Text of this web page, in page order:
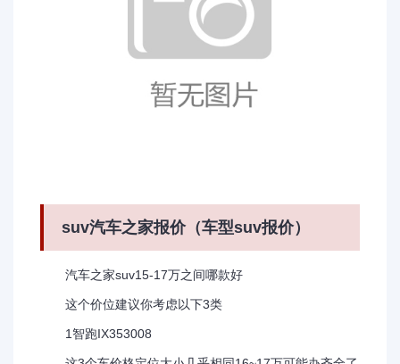
suv汽车之家报价（车型suv报价）
汽车之家suv15-17万之间哪款好
这个价位建议你考虑以下3类
1智跑IX353008